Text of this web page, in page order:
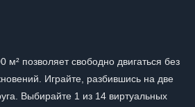
позволяет свободно двигаться без
Играйте, разбившись на две
Выбирайте 1 из 14 виртуальных